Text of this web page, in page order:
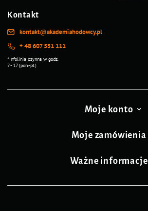
Kontakt
kontakt@akademiahodowcy.pl
+ 48 607 551 111
*Infolinia czynna w godz.
7 - 17 (pon.-pt.)
Moje konto
Moje zamówienia
Ważne informacje